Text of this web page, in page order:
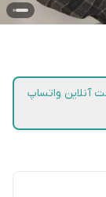
آنلاین واتساپ